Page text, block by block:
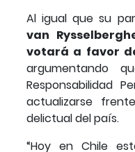
Al igual que su
van
votará a favor
argumentando
Responsabilidad
actualizarse
delictual del país.
“Hoy en Chile